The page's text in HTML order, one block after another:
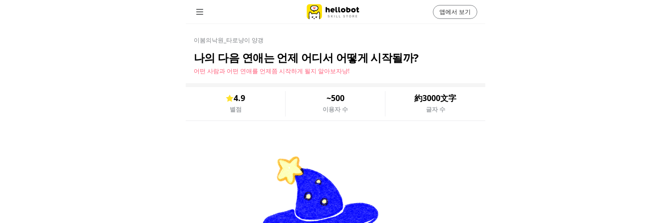
이봄의낙원_타로냥이 양갱
나의 다음 연애는 언제 어디서 어떻게 시작될까?
어떤 사람과 어떤 연애를 언제쯤 시작하게 될지 알아보자냥!
4.9
별점
~500
이용자 수
約3000文字
글자 수
앱에서 보기